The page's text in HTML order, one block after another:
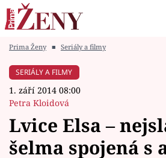
Módní alarm
Témata
Prima Ženy ■ Seriály a filmy
SERIÁLY A FILMY
1. září 2014 08:00
Petra Kloidová
Lvice Elsa –
šelma spojená s